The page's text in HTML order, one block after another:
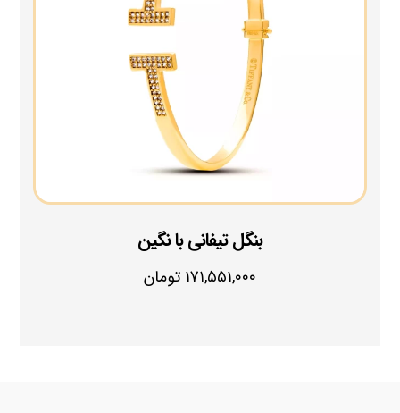
بنگل تیفانی با نگین
۱۷۱,۵۵۱,۰۰۰ تومان